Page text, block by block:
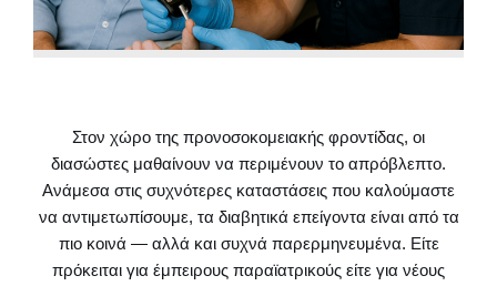
Στον χώρο της προνοσοκομειακής φροντίδας, οι
διασώστες μαθαίνουν να περιμένουν το απρόβλεπτο.
Ανάμεσα στις συχνότερες καταστάσεις που καλούμαστε
να αντιμετωπίσουμε, τα διαβητικά επείγοντα είναι από τα
πιο κοινά — αλλά και συχνά παρερμηνευμένα. Είτε
πρόκειται για έμπειρους παραϊατρικούς είτε για νέους